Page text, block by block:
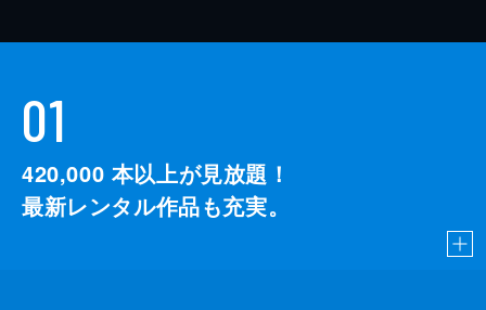
01
420,000 本以上が見放題！
最新レンタル作品も充実。